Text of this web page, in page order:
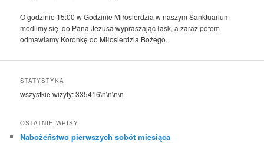
O godzinie 15:00 w Godzinie Miłosierdzia w naszym Sanktuarium
modlimy się do Pana Jezusa wypraszając łask, a zaraz potem
odmawiamy Koronkę do Miłosierdzia Bożego.
STATYSTYKA
wszystkie wizyty:335416\n\n\n\n
OSTATNIE WPISY
Nabożeństwo pierwszych sobót miesiąca